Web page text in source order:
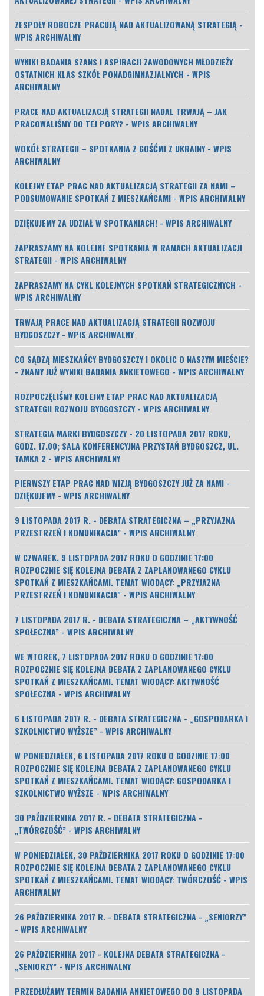
ZESPOŁY ROBOCZE PRACUJĄ NAD AKTUALIZOWANĄ STRATEGIĄ -
WPIS ARCHIWALNY
WYNIKI BADANIA SZANS I ASPIRACJI ZAWODOWYCH MŁODZIEŻY
OSTATNICH KLAS SZKÓŁ PONADGIMNAZJALNYCH - WPIS
ARCHIWALNY
PRACE NAD AKTUALIZACJĄ STRATEGII NADAL TRWAJĄ – JAK
PRACOWALIŚMY DO TEJ PORY? - WPIS ARCHIWALNY
WOKÓŁ STRATEGII – SPOTKANIA Z GOŚĆMI Z UKRAINY - WPIS
ARCHIWALNY
KOLEJNY ETAP PRAC NAD AKTUALIZACJĄ STRATEGII ZA NAMI –
PODSUMOWANIE SPOTKAŃ Z MIESZKAŃCAMI - WPIS ARCHIWALNY
DZIĘKUJEMY ZA UDZIAŁ W SPOTKANIACH! - WPIS ARCHIWALNY
ZAPRASZAMY NA KOLEJNE SPOTKANIA W RAMACH AKTUALIZACJI
STRATEGII - WPIS ARCHIWALNY
ZAPRASZAMY NA CYKL KOLEJNYCH SPOTKAŃ STRATEGICZNYCH -
WPIS ARCHIWALNY
TRWAJĄ PRACE NAD AKTUALIZACJĄ STRATEGII ROZWOJU
BYDGOSZCZY - WPIS ARCHIWALNY
CO SĄDZĄ MIESZKAŃCY BYDGOSZCZY I OKOLIC O NASZYM MIEŚCIE?
- ZNAMY JUŻ WYNIKI BADANIA ANKIETOWEGO - WPIS ARCHIWALNY
ROZPOCZĘLIŚMY KOLEJNY ETAP PRAC NAD AKTUALIZACJĄ
STRATEGII ROZWOJU BYDGOSZCZY - WPIS ARCHIWALNY
STRATEGIA MARKI BYDGOSZCZY - 20 LISTOPADA 2017 ROKU,
GODZ. 17.00; SALA KONFERENCYJNA PRZYSTAŃ BYDGOSZCZ, UL.
TAMKA 2 - WPIS ARCHIWALNY
PIERWSZY ETAP PRAC NAD WIZJĄ BYDGOSZCZY JUŻ ZA NAMI -
DZIĘKUJEMY - WPIS ARCHIWALNY
9 LISTOPADA 2017 R. - DEBATA STRATEGICZNA – „PRZYJAZNA
PRZESTRZEŃ I KOMUNIKACJA” - WPIS ARCHIWALNY
W CZWAREK, 9 LISTOPADA 2017 ROKU O GODZINIE 17:00
ROZPOCZNIE SIĘ KOLEJNA DEBATA Z ZAPLANOWANEGO CYKLU
SPOTKAŃ Z MIESZKAŃCAMI. TEMAT WIODĄCY: „PRZYJAZNA
PRZESTRZEŃ I KOMUNIKACJA" - WPIS ARCHIWALNY
7 LISTOPADA 2017 R. - DEBATA STRATEGICZNA – „AKTYWNOŚĆ
SPOŁECZNA” - WPIS ARCHIWALNY
WE WTOREK, 7 LISTOPADA 2017 ROKU O GODZINIE 17:00
ROZPOCZNIE SIĘ KOLEJNA DEBATA Z ZAPLANOWANEGO CYKLU
SPOTKAŃ Z MIESZKAŃCAMI. TEMAT WIODĄCY: AKTYWNOŚĆ
SPOŁECZNA - WPIS ARCHIWALNY
6 LISTOPADA 2017 R. - DEBATA STRATEGICZNA - „GOSPODARKA I
SZKOLNICTWO WYŻSZE” - WPIS ARCHIWALNY
W PONIEDZIAŁEK, 6 LISTOPADA 2017 ROKU O GODZINIE 17:00
ROZPOCZNIE SIĘ KOLEJNA DEBATA Z ZAPLANOWANEGO CYKLU
SPOTKAŃ Z MIESZKAŃCAMI. TEMAT WIODĄCY: GOSPODARKA I
SZKOLNICTWO WYŻSZE - WPIS ARCHIWALNY
30 PAŹDZIERNIKA 2017 R. - DEBATA STRATEGICZNA -
„TWÓRCZOŚĆ” - WPIS ARCHIWALNY
W PONIEDZIAŁEK, 30 PAŹDZIERNIKA 2017 ROKU O GODZINIE 17:00
ROZPOCZNIE SIĘ KOLEJNA DEBATA Z ZAPLANOWANEGO CYKLU
SPOTKAŃ Z MIESZKAŃCAMI. TEMAT WIODĄCY: TWÓRCZOŚĆ - WPIS
ARCHIWALNY
26 PAŹDZIERNIKA 2017 R. - DEBATA STRATEGICZNA - „SENIORZY”
- WPIS ARCHIWALNY
26 PAŹDZIERNIKA 2017 - KOLEJNA DEBATA STRATEGICZNA -
„SENIORZY” - WPIS ARCHIWALNY
PRZEDŁUŻAMY TERMIN BADANIA ANKIETOWEGO DO 9 LISTOPADA